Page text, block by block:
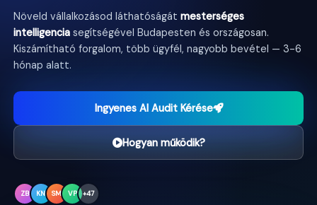
Növeld vállalkozásod láthatóságátmesterséges
intelligencia segítségével Budapesten és országosan.
Kiszámítható forgalom, több ügyfél, nagyobb bevétel — 3-6
hónap alatt.
Ingyenes AI Audit Kérése
Hogyan működik?
ZB KN SM VP +47